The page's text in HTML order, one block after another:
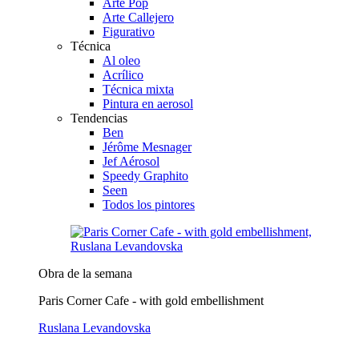
Arte Callejero
Figurativo
Técnica
Al oleo
Acrílico
Técnica mixta
Pintura en aerosol
Tendencias
Ben
Jérôme Mesnager
Jef Aérosol
Speedy Graphito
Seen
Todos los pintores
Obra de la semana
Paris Corner Cafe - with gold embellishment
Ruslana Levandovska